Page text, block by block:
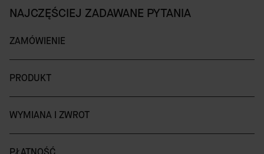
NAJCZĘŚCIEJ ZADAWANE PYTANIA
ZAMÓWIENIE
PRODUKT
WYMIANA I ZWROT